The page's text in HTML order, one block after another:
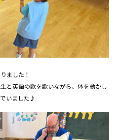
ました！
と英語の歌を歌いながら、体を動かし
いました♪